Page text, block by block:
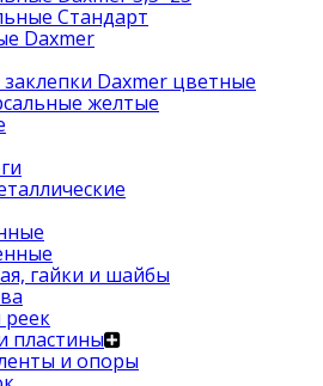
Стандарт
Daxmer
Daxmer цветные
желтые
гайки и шайбы
пластины
и опоры